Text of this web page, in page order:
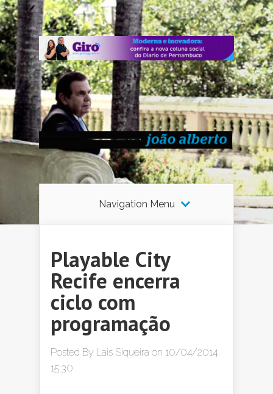
Navigation Menu
Playable City
Recife encerra
ciclo com
programação
Posted By Lais Siqueira on 10/04/2014,
15:30